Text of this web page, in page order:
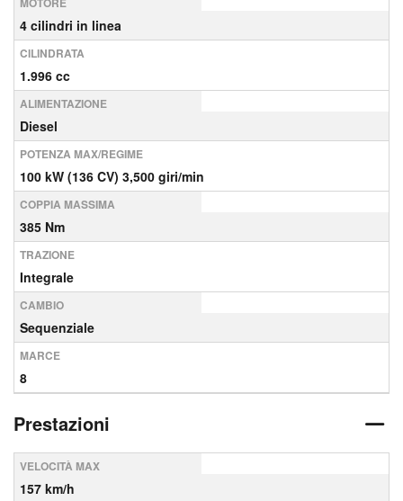
4 cilindri in linea
CILINDRATA
1.996 cc
ALIMENTAZIONE
Diesel
POTENZA MAX/REGIME
100 kW (136 CV) 3,500 giri/min
COPPIA MASSIMA
385 Nm
TRAZIONE
Integrale
CAMBIO
Sequenziale
MARCE
8
Prestazioni
VELOCITÀ MAX
157 km/h